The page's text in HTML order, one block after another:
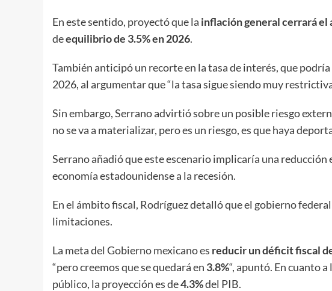
En este sentido, proyectó que la inflación general cerrará el
deequilibrio de 3.5% en 2026.
También anticipó un recorte en la tasa de interés, que
2026, al argumentar que “la tasa sigue siendo muy
Sin embargo, Serrano advirtió sobre un posible riesgo
no se va a materializar, pero es un riesgo, es que haya
Serrano añadió que este escenario implicaría una
economía estadounidense a la recesión.
En el ámbito fiscal, Rodríguez detalló que el gobierno
limitaciones.
La meta del Gobierno mexicano es reducir un déficit fiscal
“pero creemos que se quedará en 3.8%“, apuntó. En cuanto
público, la proyección es de4.3%del PIB.